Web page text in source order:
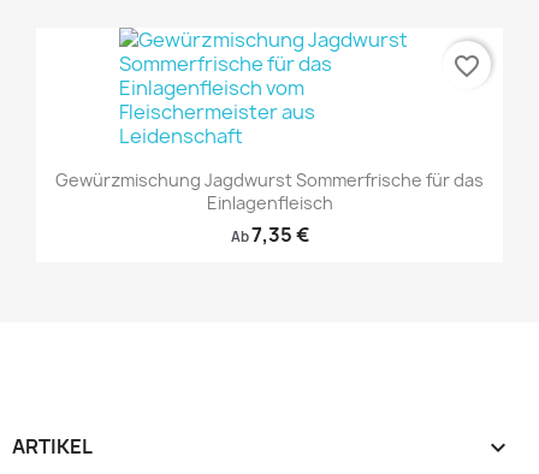
Gewürzmischung Jagdwurst Sommerfrische für das
Einlagenfleisch
Ab7,35 €
favorite_border
ARTIKEL 